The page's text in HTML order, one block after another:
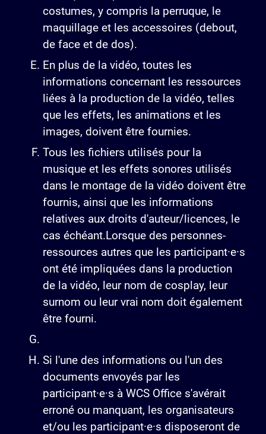
costumes, y compris la perruque, le
maquillage et les accessoires (debout,
de face et de dos).
En plus de la vidéo, toutes les
informations concernant les ressources
liées à la production de la vidéo, telles
que les effets, les animations et les
images, doivent être fournies.
Tous les fichiers utilisés pour la
musique et les effets sonores utilisés
dans le montage de la vidéo doivent être
fournis, ainsi que les informations
relatives aux droits d'auteur/licences, le
cas échéant.Lorsque des personnes-
ressources autres que les participant·e·s
ont été impliquées dans la production
de la vidéo, leur nom de cosplay, leur
surnom ou leur vrai nom doit également
être fourni.
Si l'une des informations ou l'un des
documents envoyés par les
participant·e·s à WCS Office s'avérait
erroné ou manquant, les organisateurs
et/ou les participant·e·s disposeront de